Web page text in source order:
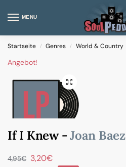
MENU
Startseite / Genres / World & Country
Angebot!
If I Knew -Joan Baez
4,95€ 3,20€